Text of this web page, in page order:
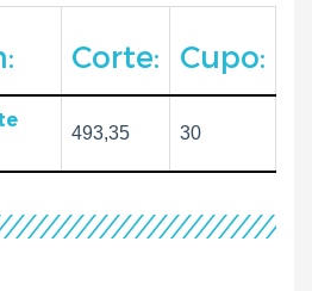
Corte: Cupo:
493,35 30